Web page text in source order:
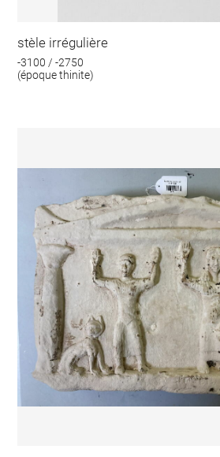
stèle irrégulière
-3100 / -2750
(époque thinite)